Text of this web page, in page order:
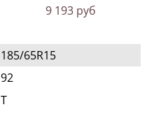
9 193 руб
185/65R15
92
T